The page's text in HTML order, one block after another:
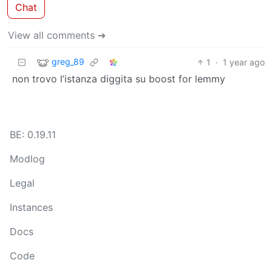
Chat
View all comments ➔
greg_89 1 · 1 year ago
non trovo l’istanza diggita su boost for lemmy
BE: 0.19.11
Modlog
Legal
Instances
Docs
Code